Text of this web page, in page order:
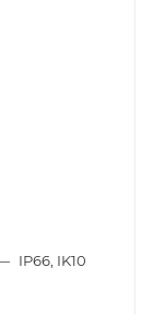
IP66, IK10